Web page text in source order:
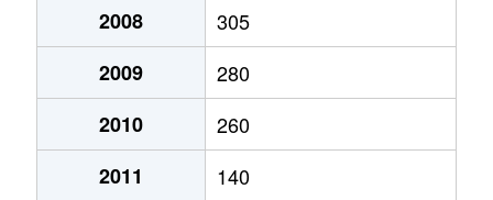
2008
305
2009
280
2010
260
2011
140